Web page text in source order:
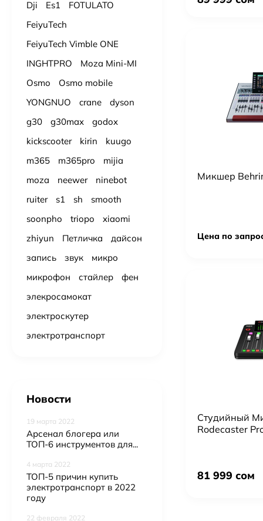
Микшер
Цена по
Студийный
Rodecaster
81 999 сом
Dji
Es1
FOTULATO
FeiyuTech
FeiyuTech Vimble ONE
INGHTPRO
Moza Mini-MI
Osmo
Osmo mobile
YONGNUO
crane
dyson
g30
g30max
godox
kickscooter
kirin
kuugo
m365
m365pro
mijia
moza
neewer
ninebot
ruiter
s1 sh
smooth
soonpho
triopo
xiaomi
zhiyun
Петличка
дайсон
запись
звук
микро
микрофон
стайлер
фен
элекросамокат
электроскутер
электротранспорт
Новости
19 марта 2022
Арсенал блогера или
ТОП-6 инструментов для...
4 марта 2022
ТОП-5 причин купить
электротранспорт в 2022
году
22 февраля 2022